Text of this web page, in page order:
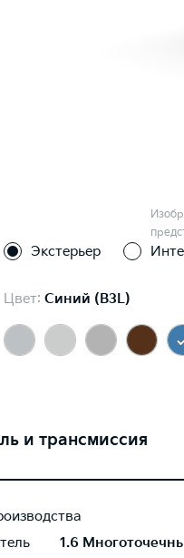
Экстерьер
Цвет: Синий (B3L)
и трансмиссия
1.6